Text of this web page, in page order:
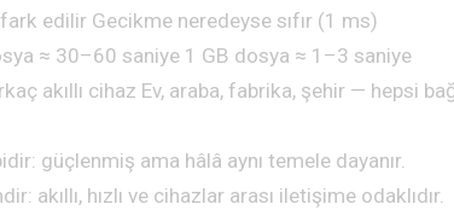
edilir Gecikme neredeyse sıfır (1 ms)
≈ 30–60 saniye 1 GB dosya ≈ 1–3 saniye
akıllı cihaz Ev, araba, fabrika, şehir — hepsi
güçlenmiş ama hâlâ aynı temele dayanır.
akıllı, hızlı ve cihazlar arası iletişime odaklıdır.